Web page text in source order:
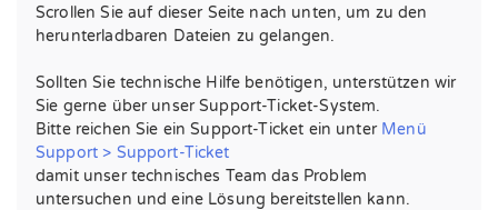
Scrollen Sie auf dieser Seite nach unten, um zu den
herunterladbaren Dateien zu gelangen.
Sollten Sie technische Hilfe benötigen, unterstützen wir
Sie gerne über unser Support-Ticket-System.
Bitte reichen Sie ein Support-Ticket ein unter Menü
Support > Support-Ticket
damit unser technisches Team das Problem
untersuchen und eine Lösung bereitstellen kann.